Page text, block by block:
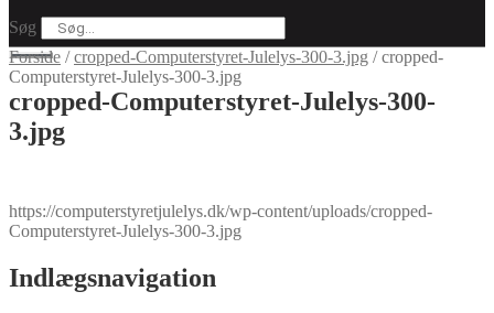
Søg
Forside /cropped-Computerstyret-Julelys-300-3.jpg /cropped-
Computerstyret-Julelys-300-3.jpg
cropped-Computerstyret-Julelys-300-
3.jpg
https://computerstyretjulelys.dk/wp-content/uploads/cropped-
Computerstyret-Julelys-300-3.jpg
Indlægsnavigation